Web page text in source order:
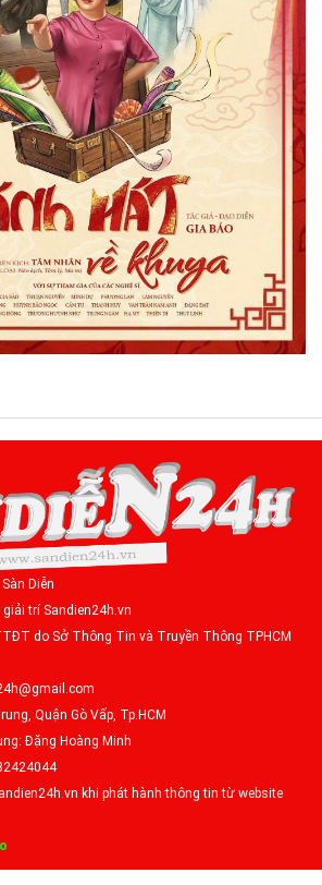
Diễn
trí Sandien24h.vn
do Sở Thông Tin và Truyền Thông TPHCM
Quận Gò Vấp, Tp.HCM
Đặng Hoàng Minh
khi phát hành thông tin từ website